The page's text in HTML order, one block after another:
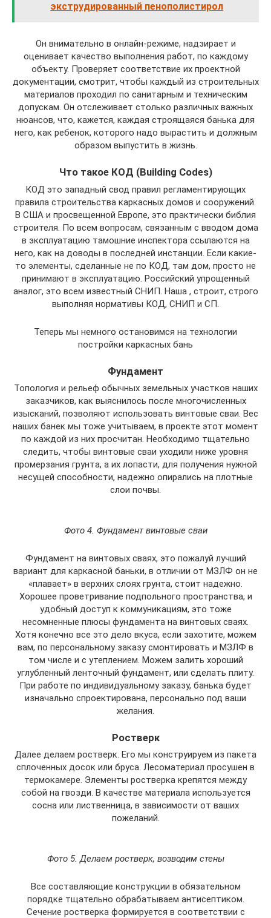
экструдированный пенополистирол
Он внимательно в онлайн-режиме, надзирает и
оценивает качество выполнения работ, по каждому
объекту. Проверяет соответствие их проектной
документации, смотрит, чтобы каждый из строительных
материалов проходил по санитарным и техническим
допускам. Он отслеживает столько различных важных
нюансов, что, кажется, каждая строящаяся банька для
него, как ребенок, которого надо вырастить и должным
образом выпустить в жизнь.
Что такое КОД (Building Codes)
КОД это западный свод правил регламентирующих
правила строительства каркасных домов и сооружений.
В США и просвещенной Европе, это практически библия
строителя. По всем вопросам, связанным с вводом дома
в эксплуатацию тамошние инспектора ссылаются на
него, как на доводы в последней инстанции. Если какие-
то элементы, сделанные не по КОД, там дом, просто не
принимают в эксплуатацию. Российский упрощенный
аналог, это всем известный СНИП. Наша , строит, строго
выполняя нормативы КОД, СНИП и СП.
Теперь мы немного остановимся на технологии
постройки каркасных бань
Фундамент
Топология и рельеф обычных земельных участков наших
заказчиков, как выяснилось после многочисленных
изысканий, позволяют использовать винтовые сваи. Вес
наших банек мы тоже учитываем, в проекте этот момент
по каждой из них просчитан. Необходимо тщательно
следить, чтобы винтовые сваи уходили ниже уровня
промерзания грунта, а их лопасти, для получения нужной
несущей способности, надежно опирались на плотные
слои почвы.
Фото 4. Фундамент винтовые сваи
Фундамент на винтовых сваях, это пожалуй лучший
вариант для каркасной баньки, в отличии от МЗЛФ он не
«плавает» в верхних слоях грунта, стоит надежно.
Хорошее проветривание подпольного пространства, и
удобный доступ к коммуникациям, это тоже
несомненные плюсы фундамента на винтовых сваях.
Хотя конечно все это дело вкуса, если захотите, можем
вам, по персональному заказу смонтировать и МЗЛФ в
том числе и с утеплением. Можем залить хороший
углубленный ленточный фундамент, или сделать плиту.
При работе по индивидуальному заказу, банька будет
изначально спроектирована, персонально под ваши
желания.
Ростверк
Далее делаем ростверк. Его мы конструируем из пакета
сплоченных досок или бруса. Лесоматериал просушен в
термокамере. Элементы ростверка крепятся между
собой на гвозди. В качестве материала используется
сосна или лиственница, в зависимости от ваших
пожеланий.
Фото 5. Делаем ростверк, возводим стены
Все составляющие конструкции в обязательном
порядке тщательно обрабатываем антисептиком.
Сечение ростверка формируется в соответствии с